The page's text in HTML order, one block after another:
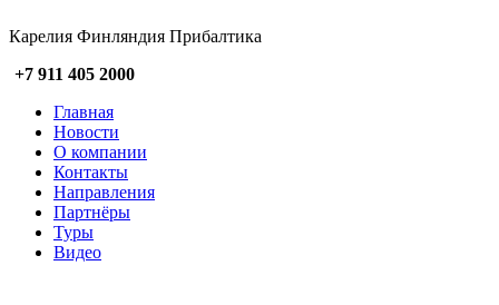
Карелия Финляндия Прибалтика
+7 911 405 2000
Главная
Новости
О компании
Контакты
Направления
Партнёры
Туры
Видео